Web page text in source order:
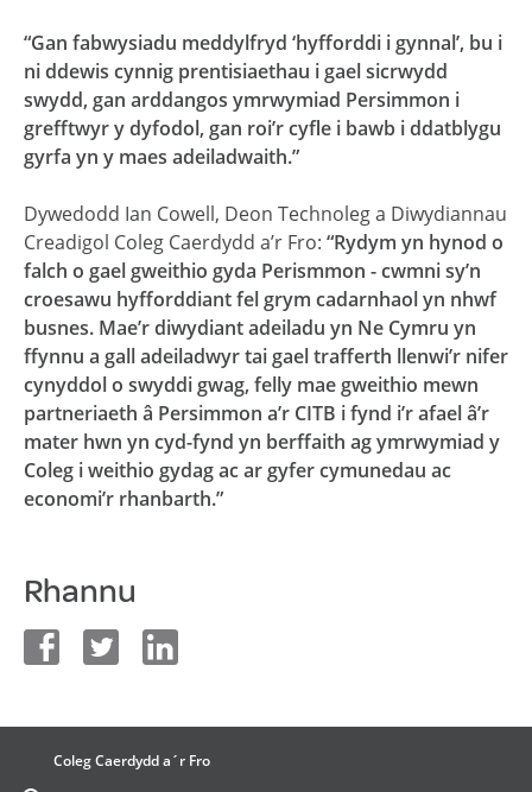
“Gan fabwysiadu meddylfryd ‘hyfforddi i gynnal’, bu i
ni ddewis cynnig prentisiaethau i gael sicrwydd
swydd, gan arddangos ymrwymiad Persimmon i
grefftwyr y dyfodol, gan roi’r cyfle i bawb i ddatblygu
gyrfa yn y maes adeiladwaith.”
Dywedodd Ian Cowell, Deon Technoleg a Diwydiannau
Creadigol Coleg Caerdydd a’r Fro: “Rydym yn hynod o
falch o gael gweithio gyda Perismmon - cwmni sy’n
croesawu hyfforddiant fel grym cadarnhaol yn nhwf
busnes. Mae’r diwydiant adeiladu yn Ne Cymru yn
ffynnu a gall adeiladwyr tai gael trafferth llenwi’r nifer
cynyddol o swyddi gwag, felly mae gweithio mewn
partneriaeth â Persimmon a’r CITB i fynd i’r afael â’r
mater hwn yn cyd-fynd yn berffaith ag ymrwymiad y
Coleg i weithio gydag ac ar gyfer cymunedau ac
economi’r rhanbarth.”
Rhannu
Coleg Caerdydd a´r Fro